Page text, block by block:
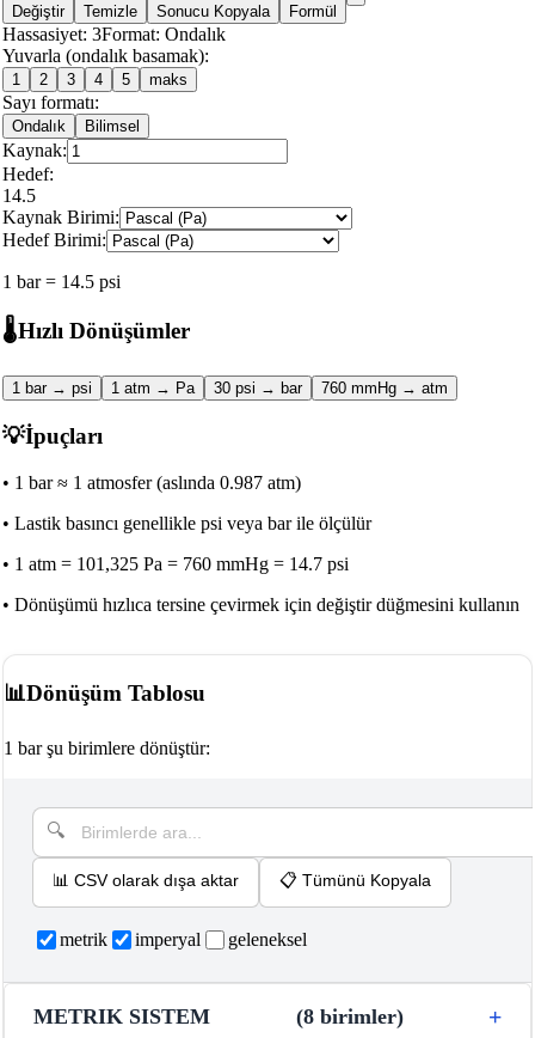
Değiştir Temizle Sonucu Kopyala Formül
Hassasiyet: 3Format: Ondalık
Yuvarla (ondalık basamak):
1 2 3 4 5 maks
Sayı formatı:
Ondalık Bilimsel
Kaynak:
Hedef:
14.5
Kaynak Birimi:
Hedef Birimi:
1 bar = 14.5 psi
🌡️Hızlı Dönüşümler
1 bar → psi 1 atm → Pa 30 psi → bar 760 mmHg → atm
💡İpuçları
• 1 bar ≈ 1 atmosfer (aslında 0.987 atm)
• Lastik basıncı genellikle psi veya bar ile ölçülür
• 1 atm = 101,325 Pa = 760 mmHg = 14.7 psi
• Dönüşümü hızlıca tersine çevirmek için değiştir düğmesini kullanın
📊Dönüşüm Tablosu
1 bar şu birimlere dönüştür:
📊 CSV olarak dışa aktar 📋 Tümünü Kopyala
metrik imperyal geleneksel
METRIK SISTEM (8 birimler)